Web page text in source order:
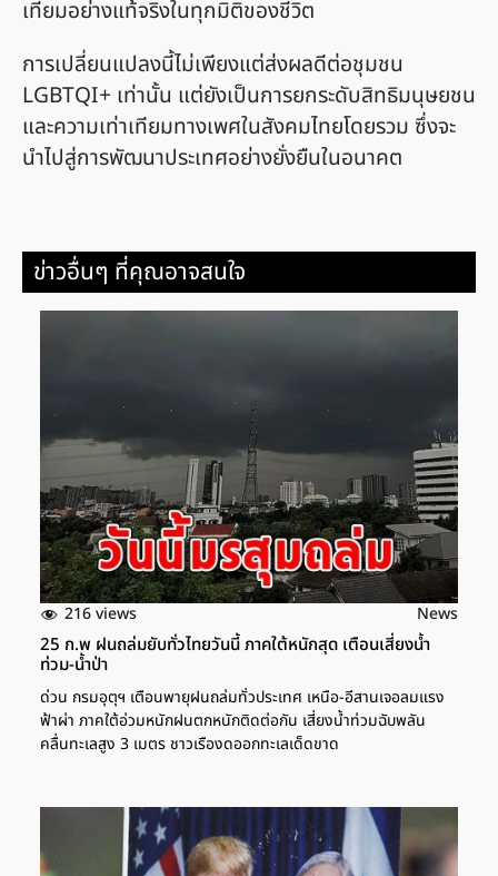
เทียมอย่างแท้จริงในทุกมิติของชีวิต
การเปลี่ยนแปลงนี้ไม่เพียงแต่ส่งผลดีต่อชุมชน
LGBTQI+ เท่านั้น แต่ยังเป็นการยกระดับสิทธิมนุษยชน
และความเท่าเทียมทางเพศในสังคมไทยโดยรวม ซึ่งจะ
นำไปสู่การพัฒนาประเทศอย่างยั่งยืนในอนาคต
ข่าวอื่นๆ ที่คุณอาจสนใจ
216 views News
25 ก.พ ฝนถล่มยับทั่วไทยวันนี้ ภาคใต้หนักสุด เตือนเสี่ยงน้ำ
ท่วม-น้ำป่า
ด่วน กรมอุตุฯ เตือนพายุฝนถล่มทั่วประเทศ เหนือ-อีสานเจอลมแรง
ฟ้าผ่า ภาคใต้อ่วมหนักฝนตกหนักติดต่อกัน เสี่ยงน้ำท่วมฉับพลัน
คลื่นทะเลสูง 3 เมตร ชาวเรืองดออกทะเลเด็ดขาด